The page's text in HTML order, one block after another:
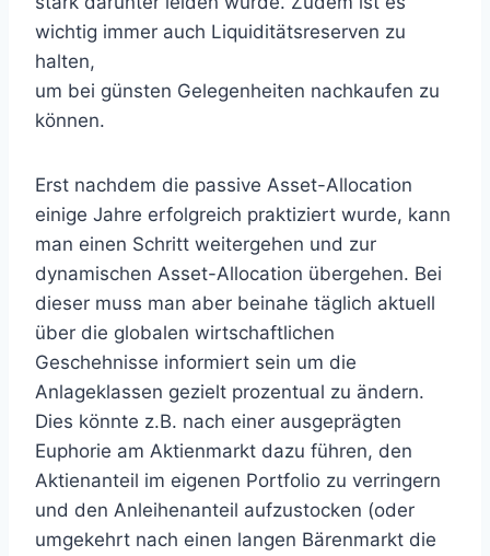
wichtig immer auch Liquiditätsreserven zu
halten,
um bei günsten Gelegenheiten nachkaufen zu
können.
Erst nachdem die passive Asset-Allocation
einige Jahre erfolgreich praktiziert wurde, kann
man einen Schritt weitergehen und zur
dynamischen Asset-Allocation übergehen. Bei
dieser muss man aber beinahe täglich aktuell
über die globalen wirtschaftlichen
Geschehnisse informiert sein um die
Anlageklassen gezielt prozentual zu ändern.
Dies könnte z.B. nach einer ausgeprägten
Euphorie am Aktienmarkt dazu führen, den
Aktienanteil im eigenen Portfolio zu verringern
und den Anleihenanteil aufzustocken (oder
umgekehrt nach einen langen Bärenmarkt die